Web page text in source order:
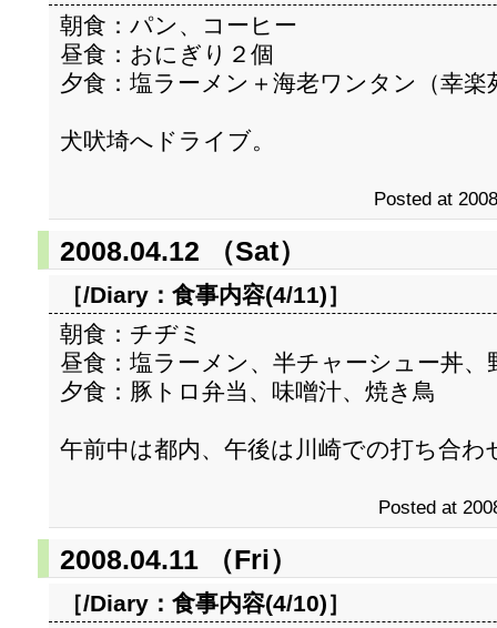
朝食：パン、コーヒー
昼食：おにぎり２個
夕食：塩ラーメン＋海老ワンタン（幸楽
犬吠埼へドライブ。
Posted at
2008.04.12 （Sat）
［/Diary： 食事内容(4/11)］
朝食：チヂミ
昼食：塩ラーメン、半チャーシュー丼、
夕食：豚トロ弁当、味噌汁、焼き鳥
午前中は都内、午後は川崎での打ち合わ
Posted at
2008.04.11 （Fri）
［/Diary： 食事内容(4/10)］